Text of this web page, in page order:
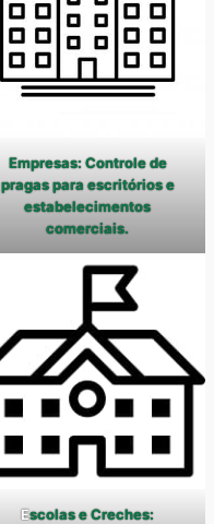
Empresas: Controle de
pragas para escritórios e
estabelecimentos
comerciais.
Escolas e Creches: